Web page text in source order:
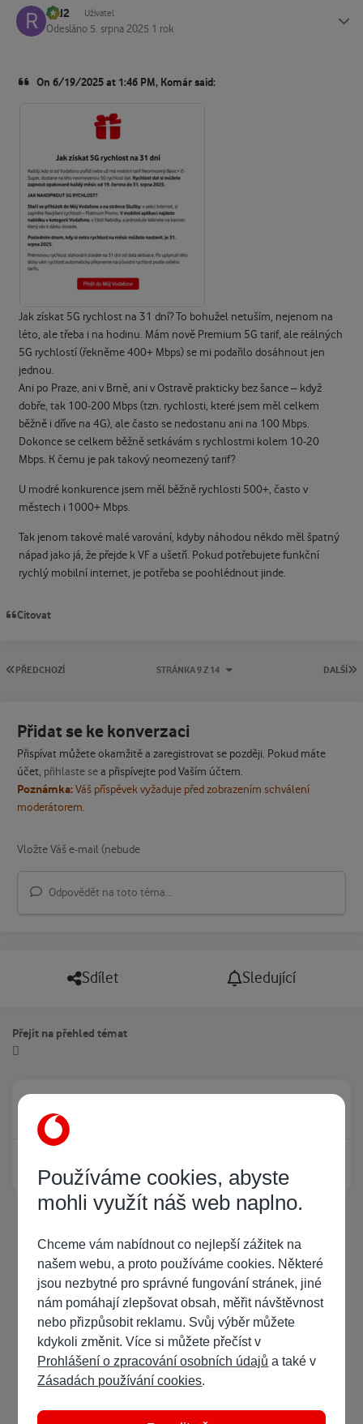
r2d2 Uživatel
Odesláno 5. srpna 2025 1 rok
On 6/19/2025 at 1:46 PM, Komár said:
Jak získat 5G rychlost na 31 dní? To bohužel netuším, nejenom na
léto, ale třeba i na hodinu. Mám nově Premium 5G tarif, ale reálných
5G rychlostí (řekněme 400+ Mbps) se mi podařilo dosáhnout jen
jednou.
Ani po Praze, ani v Brně, ani v Ostravě prakticky bez šance – když
dobře, tak 100-200 Mbps (tzn. rychlosti, které jsem měl celkem
běžně i dříve na 4G), ale často se nedostanu ani na 100 Mbps.
Dokonce se celkem běžně setkávám s rychlostmi kolem 10-20
Mbps. K čemu je pak takový neomezený tarif?
U modré konkurence jsem měl běžně rychlosti 500+, často v
městech i 1000+ Mbps.
Tak jenom takové malé varování, kdyby náhodou někdo měl špatný
nápad jako já, že přejde k VF a ušetří. Pokud potřebujete funkční
rychlý mobilní internet, je potřeba se poohlédnout jinde.
Citovat
PRVNÍ STRÁNKA
PŘEDCHOZÍ DALŠÍ
STRÁNKA 9 Z 14
Přidat se ke konverzaci
Přispívat můžete okamžitě a zaregistrovat se později. Pokud máte
účet, přihlaste sea přispívejte pod Vaším účtem.
Poznámka:Váš příspěvek vyžaduje před zobrazením schválení
moderátorem.
Odpovědět na toto téma...
Sdílet Sledující
Přejít na přehled témat
Právě prohlíží tuto stránku
Žádný registrovaný uživatel si neprohlíží tuto stránku
Používáme cookies, abyste
mohli využít náš web naplno.
Chceme vám nabídnout co nejlepší zážitek na
našem webu, a proto používáme cookies. Některé
jsou nezbytné pro správné fungování stránek, jiné
nám pomáhají zlepšovat obsah, měřit návštěvnost
nebo přizpůsobit reklamu. Svůj výběr můžete
kdykoli změnit. Více si můžete přečíst v
Prohlášení o zpracování osobních údajů a také v
Zásadách používání cookies.